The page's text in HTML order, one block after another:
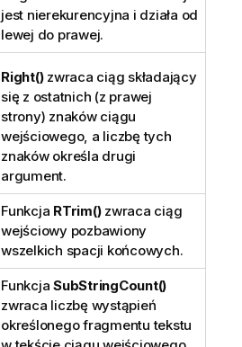
jest nierekurencyjna i działa od
lewej do prawej.
Right()zwraca ciąg składający
się z ostatnich (z prawej
strony) znaków ciągu
wejściowego, a liczbę tych
znaków określa drugi
argument.
Funkcja RTrim()zwraca ciąg
wejściowy pozbawiony
wszelkich spacji końcowych.
Funkcja SubStringCount()
zwraca liczbę wystąpień
określonego fragmentu tekstu